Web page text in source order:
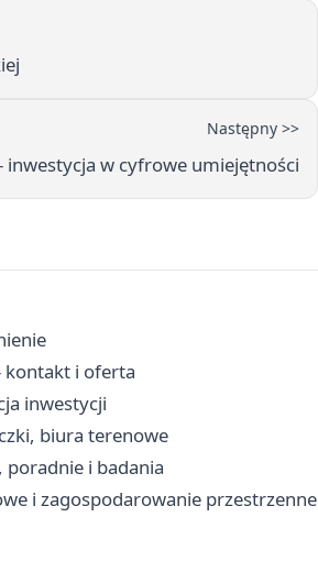
Następny >>
w cyfrowe umiejętności
kontakt i oferta
inwestycji
biura terenowe
poradnie i badania
i zagospodarowanie przestrzenne